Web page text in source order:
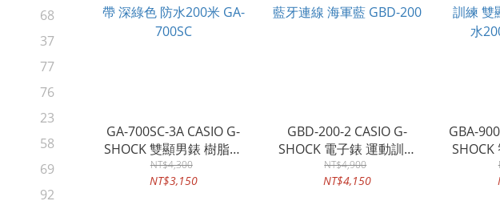
68
37
77
76
23
58
69
92
GA-700SC-3A CASIO G-
SHOCK 雙顯男錶 樹脂錶
帶 深綠色 防水200米 GA-
700SC
NT$4,300
NT$3,150
GBD-200-2 CASIO G-
SHOCK 電子錶 運動訓練
藍牙連線 海軍藍 GBD-200
NT$4,900
NT$4,150
GBA-
SHOCK
練 雙